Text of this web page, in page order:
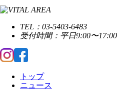
TEL：03-5403-6483
受付時間：平日9:00〜17:00
トップ
ニュース